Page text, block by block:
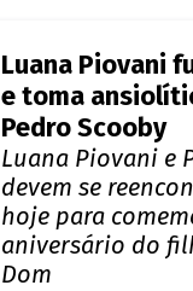
Luana Piovani
e toma
Pedro Scooby
Luana Piovani e
devem se
hoje para
aniversário do
Dom